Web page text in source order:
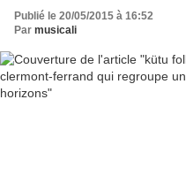
Publié le 20/05/2015 à 16:52
Par musicali